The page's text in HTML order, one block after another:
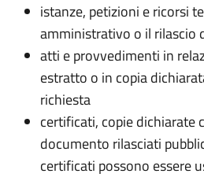
istanze, petizioni e ricorsi
amministrativo o il rilascio
atti e provvedimenti in
estratto o in copia
richiesta
certificati, copie
documento rilasciati
certificati possono essere